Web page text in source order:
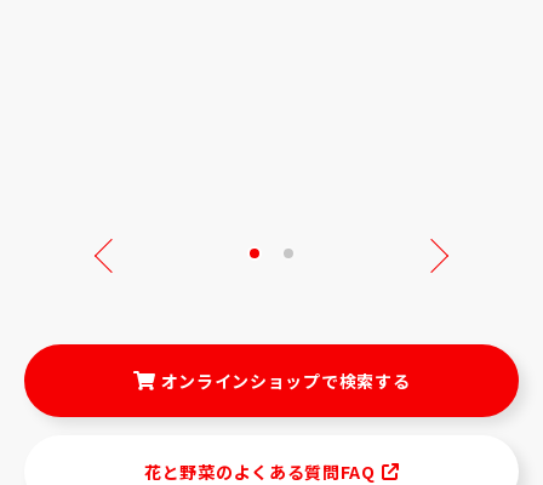
Next
オンラインショップで検索する
花と野菜のよくある質問FAQ